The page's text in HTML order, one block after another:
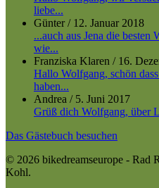
liebe...
Günter/ 12. Januar 2018
...auch aus Jena die besten
wie...
Franziska Klaren / 16.
Hallo Wolfgang, schön
haben...
Andrea / 5. Juni 2017
Grüß dich Wolfgang, über
Das Gästebuch besuchen
© 2026 bikedreamseurope - Rad
Kohl.